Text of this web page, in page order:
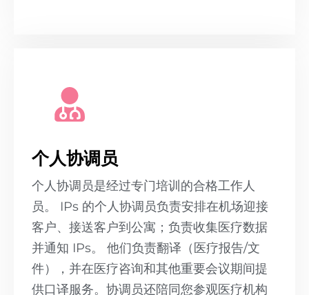
个人协调员
个人协调员是经过专门培训的合格工作人
员。 IPs 的个人协调员负责安排在机场迎接
客户、接送客户到公寓；负责收集医疗数据
并通知 IPs。 他们负责翻译（医疗报告/文
件），并在医疗咨询和其他重要会议期间提
供口译服务。协调员还陪同您参观医疗机构